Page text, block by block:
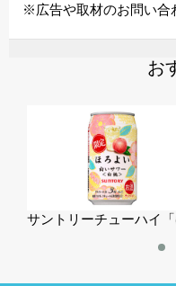
※広告や取材のお問い合
お
「ほ...八丈島のクラフト焼